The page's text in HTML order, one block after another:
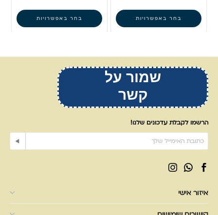
בחר באפשרויות בחר באפשרויות
שמור על
קשר
הרשמו לקבלת עדכונים שלנו!
איזור אישי